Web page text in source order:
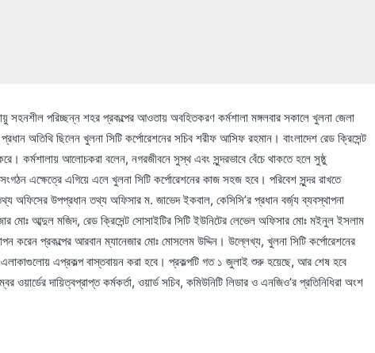
পরিচ্ছন্ন শহর প্রকল্পের আওতায় অবহিতকরণ কর্মশালা মঙ্গলবার সকালে খুলনা জেলা
অতিথি ছিলেন খুলনা সিটি কর্পোরেশনের সচিব শরীফ আসিফ রহমান। বাংলাদেশ রেড ক্রিসেন্ট
কর্মশালায় আলোচকরা বলেন, নগরজীবনে সুস্থ এবং সুন্দরভাবে বেঁচে থাকতে হলে সুষ্ঠু
এক্ষেত্রে এগিয়ে এলে খুলনা সিটি কর্পোরেশনের কাজ সহজ হবে। পরিবেশ সুন্দর রাখতে
অফিসের উপপ্রধান তথ্য অফিসার ম. জাভেদ ইকবাল, কেসিসি’র প্রধান বর্জ্য ব্যবস্থাপনা
মোঃ আব্দুল মজিদ, রেড ক্রিসেন্ট সোসাইটির সিটি ইউনিটের লেভেল অফিসার মোঃ মইনুল ইসলাম
প্রকল্পের আরবান ম্যানেজার মোঃ মোসলেম উদ্দিন। উল্লেখ্য, খুলনা সিটি কর্পোরেশনের
এপ্রকল্প বাস্তবায়ন করা হবে। প্রকল্পটি গত ১ জুলাই শুরু হয়েছে, আর শেষ হবে
দায়িত্বপ্রাপ্ত কর্মকর্তা, ওয়ার্ড সচিব, কমিউনিটি লিডার ও এনজিও’র প্রতিনিধিরা অংশ